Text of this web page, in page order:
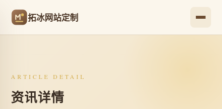
拓冰网站定制
ARTICLE DETAIL
资讯详情